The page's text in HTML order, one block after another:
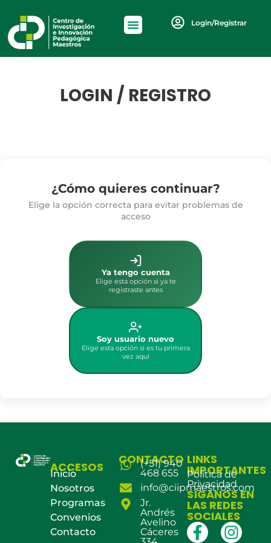
Login/Registrar
LOGIN / REGISTRO
¿Cómo quieres continuar?
Elige la opción correcta para evitar problemas de
acceso
Ya tengo cuenta
Elige esta opción si ya te
registraste antes
Soy usuario nuevo
Elige esta opción si es tu primera
vez aquí
ACCESOS
Inicio
Nosotros
Programas
Convenios
Contacto
CONTACTO
(+51) 940
468 655
info@ciipmaestros.com
Jr.
Andrés
Avelino
Cáceres
LINKS
IMPORTANTES
Política de
Privacidad
SÍGANOS EN
LAS REDES
SOCIALES